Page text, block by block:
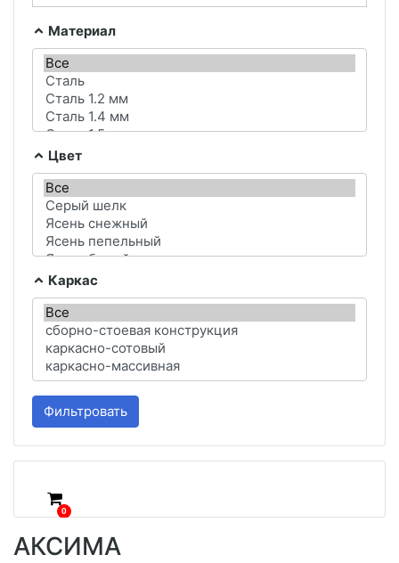
Материал
Цвет
Каркас
Фильтровать
0
АКСИМА